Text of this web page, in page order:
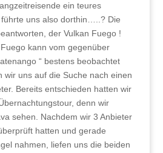
ein teures
führte uns also dorthin…..? Die
der Vulkan Fuego !
kann vom gegenüber
“ bestens beobachtet
wir uns auf die Suche nach einen
Bereits entschieden hatten wir
denn wir
sehen. Nachdem wir 3 Anbieter
hatten und gerade
nahmen, liefen uns die beiden